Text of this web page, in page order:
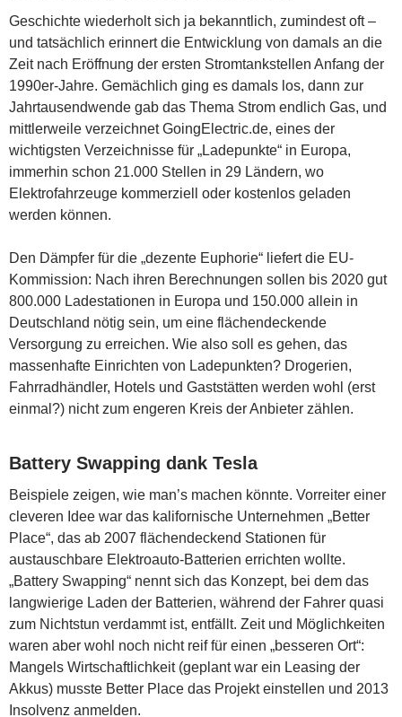
Geschichte wiederholt sich ja bekanntlich, zumindest oft –
und tatsächlich erinnert die Entwicklung von damals an die
Zeit nach Eröffnung der ersten Stromtankstellen Anfang der
1990er-Jahre. Gemächlich ging es damals los, dann zur
Jahrtausendwende gab das Thema Strom endlich Gas, und
mittlerweile verzeichnet GoingElectric.de, eines der
wichtigsten Verzeichnisse für „Ladepunkte“ in Europa,
immerhin schon 21.000 Stellen in 29 Ländern, wo
Elektrofahrzeuge kommerziell oder kostenlos geladen
werden können.
Den Dämpfer für die „dezente Euphorie“ liefert die EU-
Kommission: Nach ihren Berechnungen sollen bis 2020 gut
800.000 Ladestationen in Europa und 150.000 allein in
Deutschland nötig sein, um eine flächendeckende
Versorgung zu erreichen. Wie also soll es gehen, das
massenhafte Einrichten von Ladepunkten? Drogerien,
Fahrradhändler, Hotels und Gaststätten werden wohl (erst
einmal?) nicht zum engeren Kreis der Anbieter zählen.
Battery Swapping dank Tesla
Beispiele zeigen, wie man’s machen könnte. Vorreiter einer
cleveren Idee war das kalifornische Unternehmen „Better
Place“, das ab 2007 flächendeckend Stationen für
austauschbare Elektroauto-Batterien errichten wollte.
„Battery Swapping“ nennt sich das Konzept, bei dem das
langwierige Laden der Batterien, während der Fahrer quasi
zum Nichtstun verdammt ist, entfällt. Zeit und Möglichkeiten
waren aber wohl noch nicht reif für einen „besseren Ort“:
Mangels Wirtschaftlichkeit (geplant war ein Leasing der
Akkus) musste Better Place das Projekt einstellen und 2013
Insolvenz anmelden.